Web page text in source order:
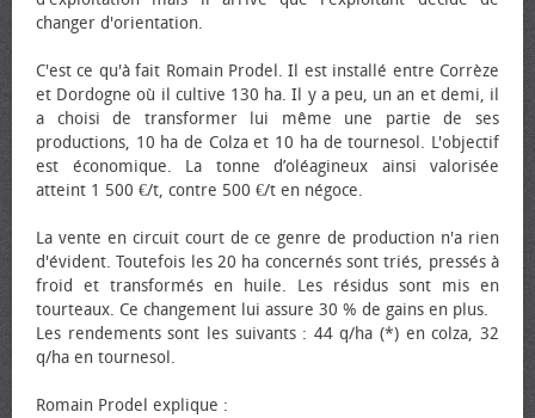
changer d'orientation.
C'est ce qu'à fait Romain Prodel. Il est installé entre Corrèze
et Dordogne où il cultive 130 ha. Il y a peu, un an et demi, il
a choisi de transformer lui même une partie de ses
productions, 10 ha de Colza et 10 ha de tournesol. L'objectif
est économique. La tonne d’oléagineux ainsi valorisée
atteint 1 500 €/t, contre 500 €/t en négoce.
La vente en circuit court de ce genre de production n'a rien
d'évident. Toutefois les 20 ha concernés sont triés, pressés à
froid et transformés en huile. Les résidus sont mis en
tourteaux. Ce changement lui assure 30 % de gains en plus.
Les rendements sont les suivants : 44 q/ha (*) en colza, 32
q/ha en tournesol.
Romain Prodel explique :